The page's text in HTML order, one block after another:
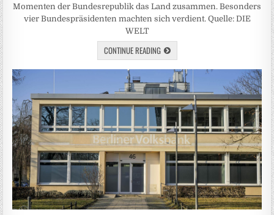
Momenten der Bundesrepublik das Land zusammen. Besonders
vier Bundespräsidenten machten sich verdient. Quelle: DIE
WELT
CONTINUE READING